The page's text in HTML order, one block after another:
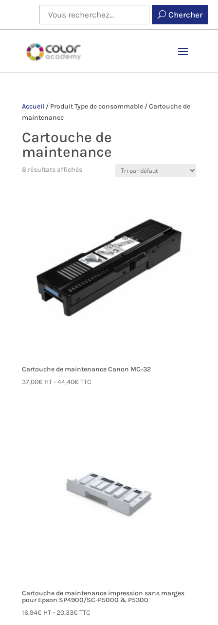
Chercher
Accueil / Produit Type de consommable/Cartouche de
maintenance
Cartouche de
maintenance
8 résultats affichés
Cartouche de maintenance Canon MC-32
37,00€ HT -44,40€ TTC
Cartouche de maintenance impression sans marges
pour Epson SP4900/SC-P5000 & P5300
16,94€ HT - 20,33€ TTC